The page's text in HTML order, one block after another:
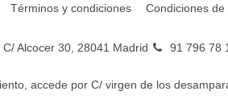
Términos y condiciones Condiciones de
C/ Alcocer 30, 28041 Madrid 91 796 78
accede por C/ virgen de los